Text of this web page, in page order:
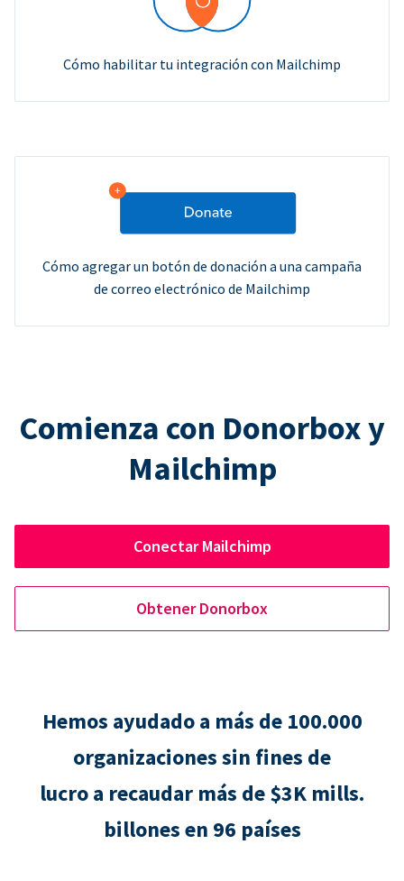
Cómo habilitar tu integración con Mailchimp
Cómo agregar un botón de donación a una campaña
de correo electrónico de Mailchimp
Comienza con Donorbox y
Mailchimp
Conectar Mailchimp
Obtener Donorbox
Hemos ayudado a más de 100.000
organizaciones sin fines de
lucro a recaudar más de $3K mills.
billones en 96 países